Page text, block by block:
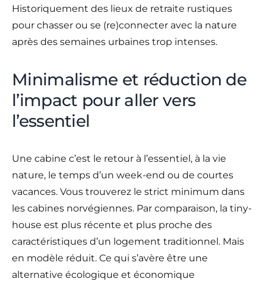
Historiquement des lieux de retraite rustiques
pour chasser ou se (re)connecter avec la nature
après des semaines urbaines trop intenses.
Minimalisme et réduction de
l’impact pour aller vers
l’essentiel
Une cabine c’est le retour à l’essentiel, à la vie
nature, le temps d’un week-end ou de courtes
vacances. Vous trouverez le strict minimum dans
les cabines norvégiennes. Par comparaison, la tiny-
house est plus récente et plus proche des
caractéristiques d’un logement traditionnel. Mais
en modèle réduit. Ce qui s’avère être une
alternative écologique et économique